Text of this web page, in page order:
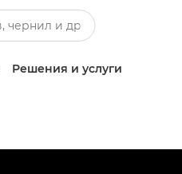
Решения и услуги